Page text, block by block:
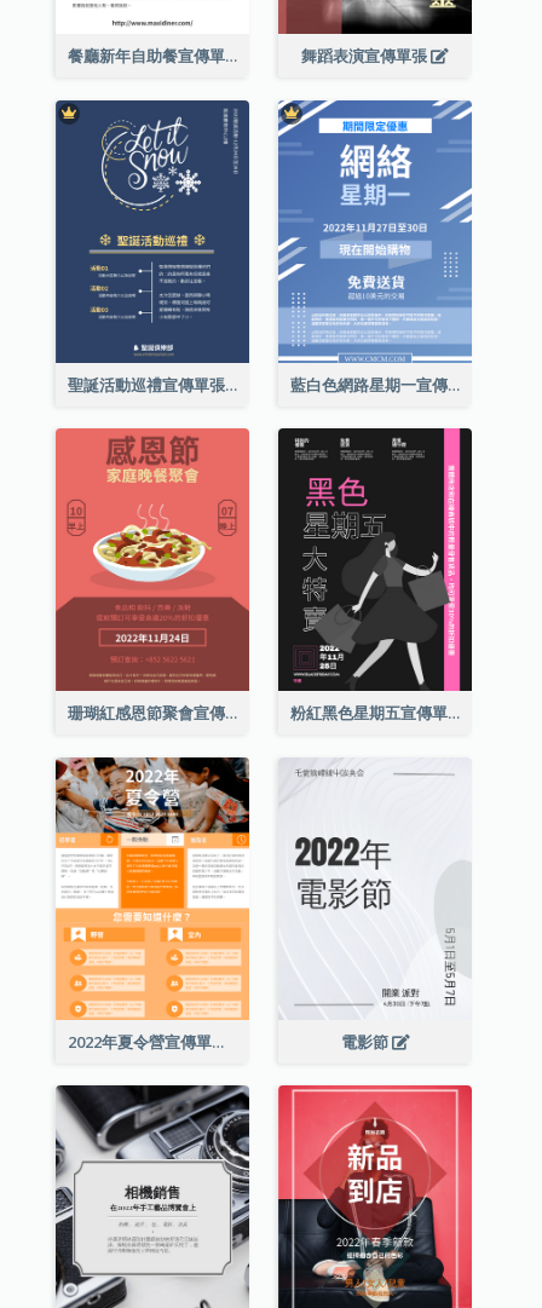
餐廳新年自助餐宣傳單張 舞蹈表演宣傳單張
聖誕活動巡禮宣傳單張(附介紹) 藍白色網路星期一宣傳單張
珊瑚紅感恩節聚會宣傳單張 粉紅黑色星期五宣傳單張
2022年夏令營宣傳單張 電影節